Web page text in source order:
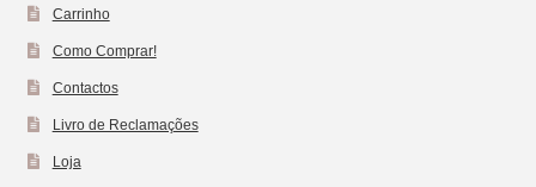
Carrinho
Como Comprar!
Contactos
Livro de Reclamações
Loja